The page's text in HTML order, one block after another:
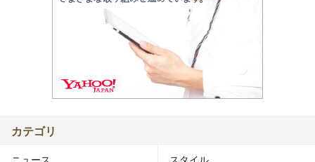
カテゴリ